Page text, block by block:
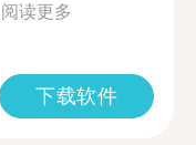
阅读更多
下载软件